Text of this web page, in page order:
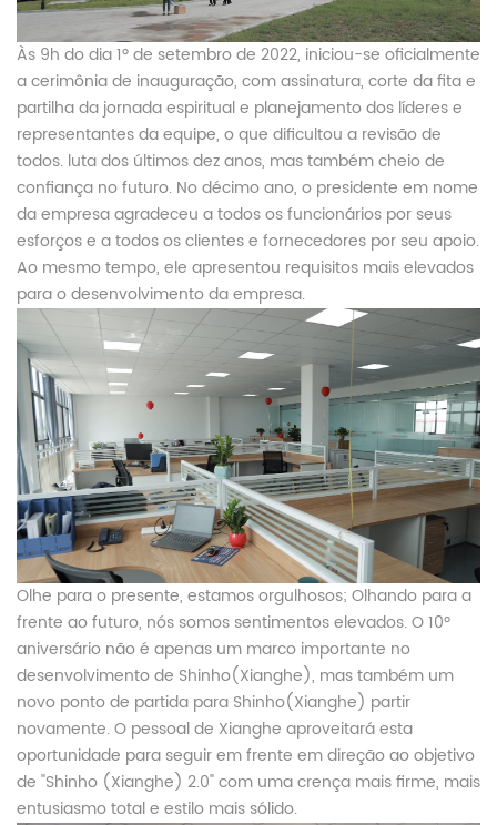
Às 9h do dia 1º de setembro de 2022, iniciou-se oficialmente
a cerimônia de inauguração, com assinatura, corte da fita e
partilha da jornada espiritual e planejamento dos líderes e
representantes da equipe, o que dificultou a revisão de
todos. luta dos últimos dez anos, mas também cheio de
confiança no futuro. No décimo ano, o presidente em nome
da empresa agradeceu a todos os funcionários por seus
esforços e a todos os clientes e fornecedores por seu apoio.
Ao mesmo tempo, ele apresentou requisitos mais elevados
para o desenvolvimento da empresa.
Olhe para o presente, estamos orgulhosos; Olhando para a
frente ao futuro, nós somos sentimentos elevados. O 10º
aniversário não é apenas um marco importante no
desenvolvimento de Shinho(Xianghe), mas também um
novo ponto de partida para Shinho(Xianghe) partir
novamente. O pessoal de Xianghe aproveitará esta
oportunidade para seguir em frente em direção ao objetivo
de "Shinho (Xianghe) 2.0" com uma crença mais firme, mais
entusiasmo total e estilo mais sólido.